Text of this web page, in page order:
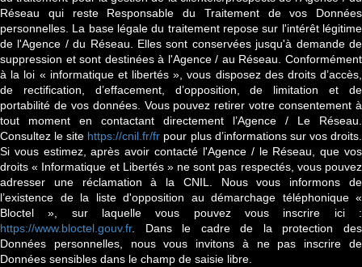
Réseau qui reste Responsable du Traitement de vos Données
personnelles. La base légale du traitement repose sur l'intérêt légitime
de l'Agence / du Réseau. Elles sont conservées jusqu'à demande de
suppression et sont destinées à l'Agence / au Réseau. Conformément
à la loi « informatique et libertés », vous disposez des droits d’accès,
de rectification, d’effacement, d’opposition, de limitation et de
portabilité de vos données. Vous pouvez retirer votre consentement à
tout moment en contactant directement l’Agence / Le Réseau.
Consultez le site https://cnil.fr/fr pour plus d’informations sur vos droits.
Si vous estimez, après avoir contacté l'Agence / le Réseau, que vos
droits « Informatique et Libertés » ne sont pas respectés, vous pouvez
adresser une réclamation à la CNIL. Nous vous informons de
l’existence de la liste d'opposition au démarchage téléphonique «
Bloctel », sur laquelle vous pouvez vous inscrire ici :
https://www.bloctel.gouv.fr. Dans le cadre de la protection des
Données personnelles, nous vous invitons à ne pas inscrire de
Données sensibles dans le champ de saisie libre.